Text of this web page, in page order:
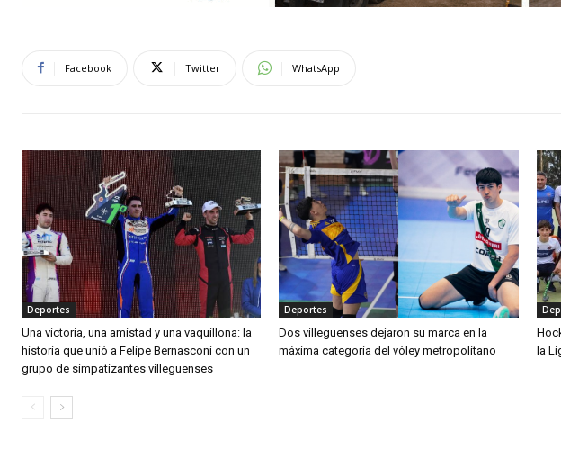
Facebook Twitter WhatsApp
Deportes
Una victoria, una amistad y una vaquillona: la
historia que unió a Felipe Bernasconi con un
grupo de simpatizantes villeguenses
Deportes
Dos villeguenses dejaron su marca en la
máxima categoría del vóley metropolitano
la